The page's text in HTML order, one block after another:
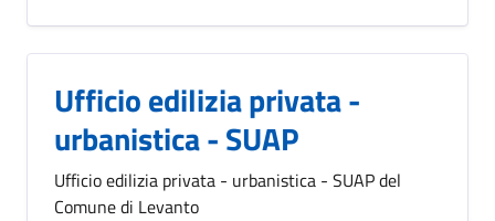
Ufficio edilizia privata -
urbanistica - SUAP
Ufficio edilizia privata - urbanistica - SUAP del
Comune di Levanto